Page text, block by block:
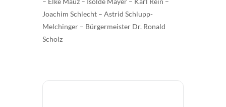
Joachim Schlecht – Astrid Schlupp-
Melchinger – Bürgermeister Dr. Ronald
Scholz